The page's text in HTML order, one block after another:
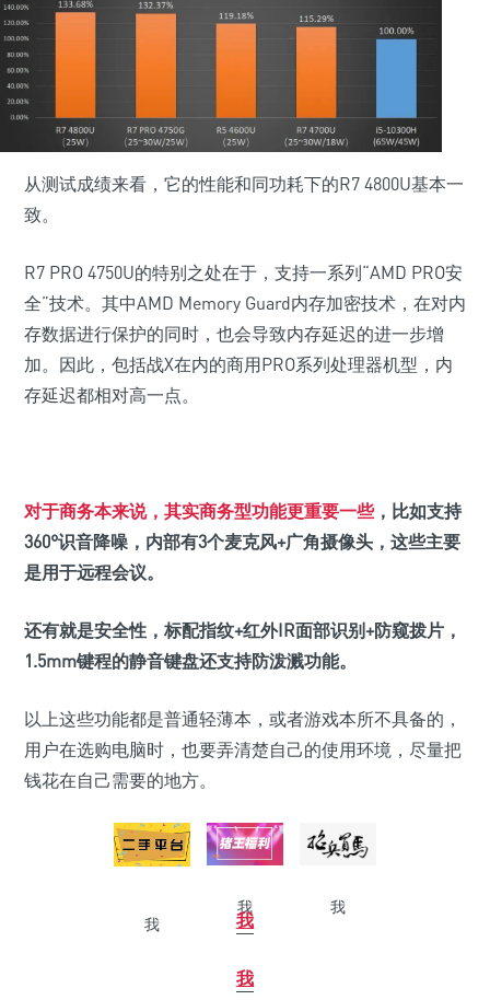
从测试成绩来看，它的性能和同功耗下的R7 4800U基本一
致。
R7 PRO 4750U的特别之处在于，支持一系列“AMD PRO安
全”技术。其中AMD Memory Guard内存加密技术，在对内
存数据进行保护的同时，也会导致内存延迟的进一步增
加。因此，包括战X在内的商用PRO系列处理器机型，内
存延迟都相对高一点。
对于商务本来说，其实商务型功能更重要一些，比如支持
360°识音降噪，内部有3个麦克风+广角摄像头，这些主要
是用于远程会议。
还有就是安全性，标配指纹+红外IR面部识别+防窥拨片，
1.5mm键程的静音键盘还支持防泼溅功能。
以上这些功能都是普通轻薄本，或者游戏本所不具备的，
用户在选购电脑时，也要弄清楚自己的使用环境，尽量把
钱花在自己需要的地方。
我
我 我
我
我